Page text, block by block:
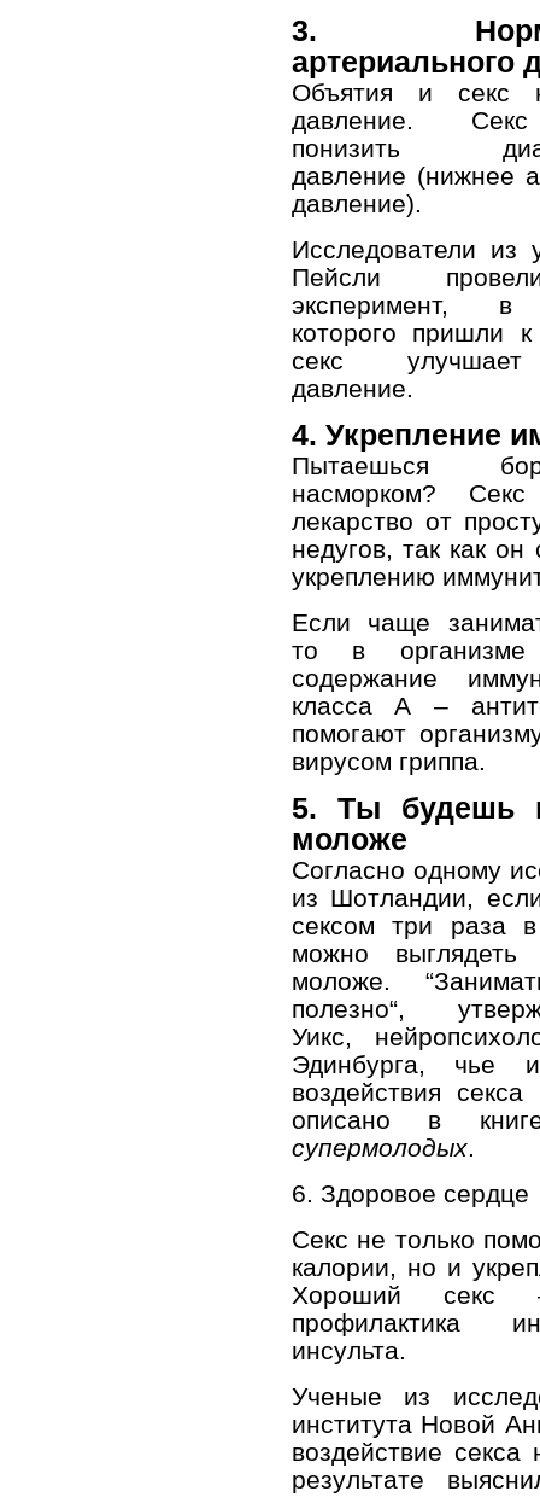
3.
артериального
Объятия и секс
давление.
понизить
давление (нижнее
давление).
Исследователи из
Пейсли
эксперимент, в
которого пришли
секс
давление.
4. Укрепление
Пытаешься
насморком?
лекарство от
недугов, так как он
укреплению
Если чаще
то в организме
содержание
класса А –
помогают
вирусом гриппа.
5. Ты будешь
моложе
Согласно одному
из Шотландии,
сексом три раза
можно
моложе.
полезно“,
Уикс,
Эдинбурга, чье
воздействия
описано в
супермолодых.
6. Здоровое сердце
Секс не только
калории, но и
Хороший секс
профилактика
инсульта.
Ученые из
института Новой
воздействие
результате